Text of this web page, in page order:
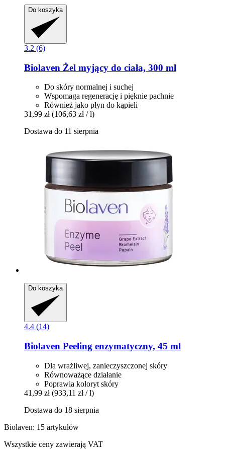
Do koszyka
3.2 (6)
Biolaven Żel myjący do ciała, 300 ml
Do skóry normalnej i suchej
Wspomaga regenerację i pięknie pachnie
Również jako płyn do kąpieli
31,99 zł (106,63 zł / l)
Dostawa do 11 sierpnia
Do koszyka
4.4 (14)
Biolaven Peeling enzymatyczny, 45 ml
Dla wrażliwej, zanieczyszczonej skóry
Równoważące działanie
Poprawia koloryt skóry
41,99 zł (933,11 zł / l)
Dostawa do 18 sierpnia
Biolaven: 15 artykułów
Wszystkie ceny zawierają VAT